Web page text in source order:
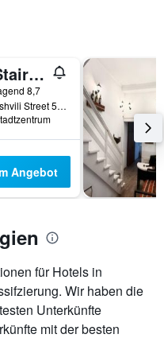
Green Stairs Guest house
8,7
Tsinamdzgvrishvili Street 53, Tiflis, Georgien
Angebot
für Hotels in
Wir haben die
Unterkünfte
mit der besten